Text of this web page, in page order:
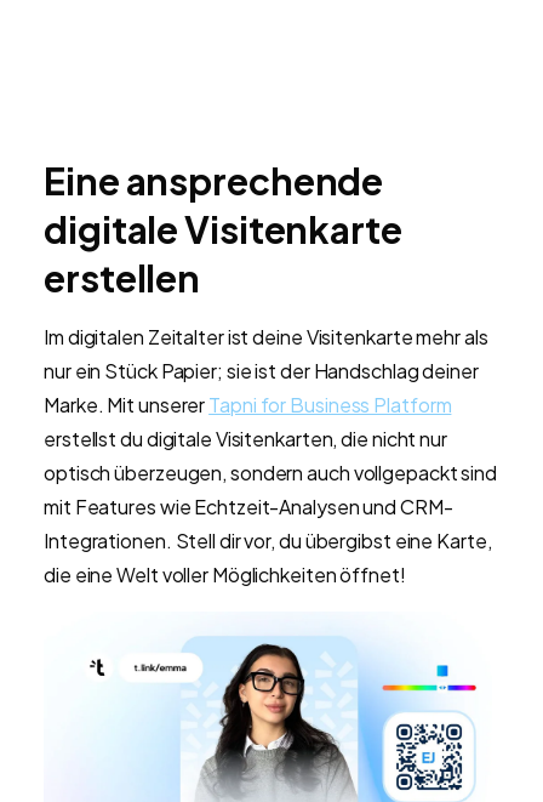
Eine ansprechende
digitale Visitenkarte
erstellen
Im digitalen Zeitalter ist deine Visitenkarte mehr als
nur ein Stück Papier; sie ist der Handschlag deiner
Marke. Mit unsererTapni for Business Platform
erstellst du digitale Visitenkarten, die nicht nur
optisch überzeugen, sondern auch vollgepackt sind
mit Features wie Echtzeit-Analysen und CRM-
Integrationen. Stell dir vor, du übergibst eine Karte,
die eine Welt voller Möglichkeiten öffnet!